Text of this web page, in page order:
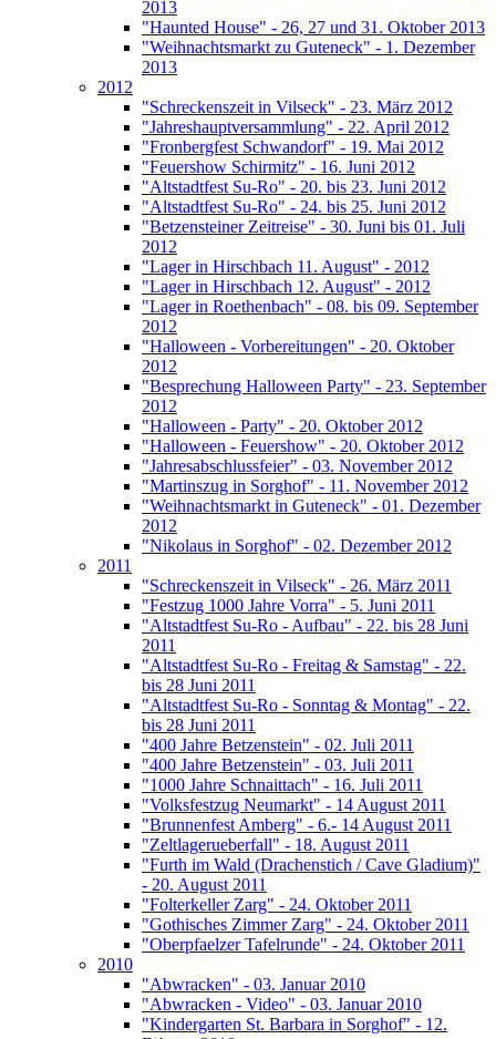
2013
"Haunted House" - 26, 27 und 31. Oktober 2013
"Weihnachtsmarkt zu Guteneck" - 1. Dezember
2013
2012
"Schreckenszeit in Vilseck" - 23. März 2012
"Jahreshauptversammlung" - 22. April 2012
"Fronbergfest Schwandorf" - 19. Mai 2012
"Feuershow Schirmitz" - 16. Juni 2012
"Altstadtfest Su-Ro" - 20. bis 23. Juni 2012
"Altstadtfest Su-Ro" - 24. bis 25. Juni 2012
"Betzensteiner Zeitreise" - 30. Juni bis 01. Juli
2012
"Lager in Hirschbach 11. August" - 2012
"Lager in Hirschbach 12. August" - 2012
"Lager in Roethenbach" - 08. bis 09. September
2012
"Halloween - Vorbereitungen" - 20. Oktober
2012
"Besprechung Halloween Party" - 23. September
2012
"Halloween - Party" - 20. Oktober 2012
"Halloween - Feuershow" - 20. Oktober 2012
"Jahresabschlussfeier" - 03. November 2012
"Martinszug in Sorghof" - 11. November 2012
"Weihnachtsmarkt in Guteneck" - 01. Dezember
2012
"Nikolaus in Sorghof" - 02. Dezember 2012
2011
"Schreckenszeit in Vilseck" - 26. März 2011
"Festzug 1000 Jahre Vorra" - 5. Juni 2011
"Altstadtfest Su-Ro - Aufbau" - 22. bis 28 Juni
2011
"Altstadtfest Su-Ro - Freitag & Samstag" - 22.
bis 28 Juni 2011
"Altstadtfest Su-Ro - Sonntag & Montag" - 22.
bis 28 Juni 2011
"400 Jahre Betzenstein" - 02. Juli 2011
"400 Jahre Betzenstein" - 03. Juli 2011
"1000 Jahre Schnaittach" - 16. Juli 2011
"Volksfestzug Neumarkt" - 14 August 2011
"Brunnenfest Amberg" - 6.- 14 August 2011
"Zeltlagerueberfall" - 18. August 2011
"Furth im Wald (Drachenstich / Cave Gladium)"
- 20. August 2011
"Folterkeller Zarg" - 24. Oktober 2011
"Gothisches Zimmer Zarg" - 24. Oktober 2011
"Oberpfaelzer Tafelrunde" - 24. Oktober 2011
2010
"Abwracken" - 03. Januar 2010
"Abwracken - Video" - 03. Januar 2010
"Kindergarten St. Barbara in Sorghof" - 12.